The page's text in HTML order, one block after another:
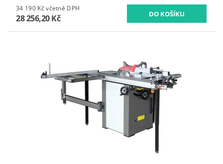
34 190 Kč včetně DPH
28 256,20 Kč